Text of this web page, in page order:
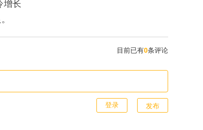
增长
目前已有0条评论
发布